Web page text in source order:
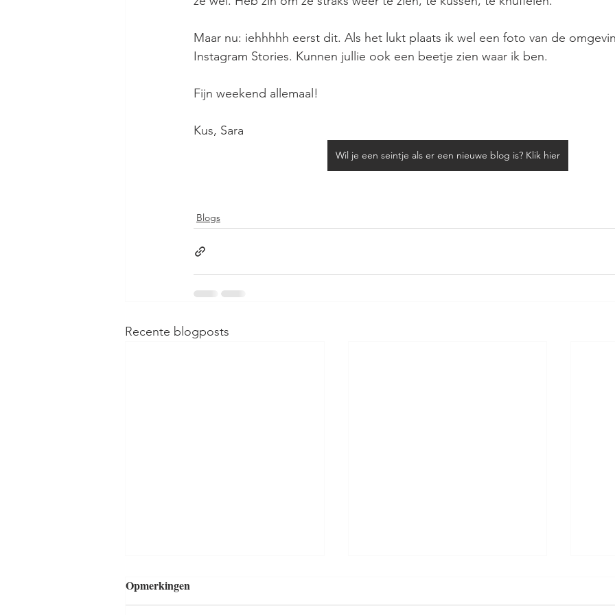
Maar nu: iehhhhh eerst dit. Als het lukt plaats ik wel een foto van de
Instagram Stories. Kunnen jullie ook een beetje zien waar ik ben.
Fijn weekend allemaal!
Kus, Sara
Wil je een seintje als er een nieuwe blog is? Klik hier
Blogs
Recente blogposts
Opmerkingen